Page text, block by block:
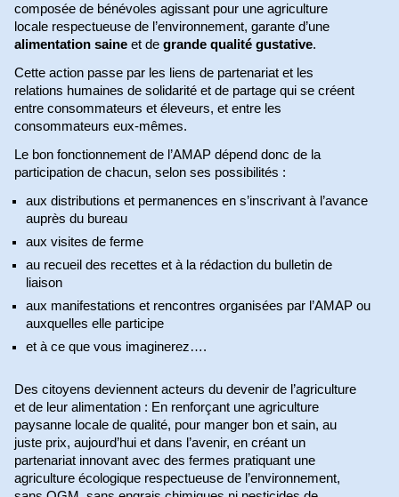
composée de bénévoles agissant pour une agriculture
locale respectueuse de l’environnement, garante d’une
alimentation saine et degrande qualité gustative.
Cette action passe par les liens de partenariat et les
relations humaines de solidarité et de partage qui se créent
entre consommateurs et éleveurs, et entre les
consommateurs eux-mêmes.
Le bon fonctionnement de l’AMAP dépend donc de la
participation de chacun, selon ses possibilités :
aux distributions et permanences en s’inscrivant à l’avance
auprès du bureau
aux visites de ferme
au recueil des recettes et à la rédaction du bulletin de
liaison
aux manifestations et rencontres organisées par l’AMAP ou
auxquelles elle participe
et à ce que vous imaginerez….
Des citoyens deviennent acteurs du devenir de l’agriculture
et de leur alimentation : En renforçant une agriculture
paysanne locale de qualité, pour manger bon et sain, au
juste prix, aujourd’hui et dans l’avenir, en créant un
partenariat innovant avec des fermes pratiquant une
agriculture écologique respectueuse de l’environnement,